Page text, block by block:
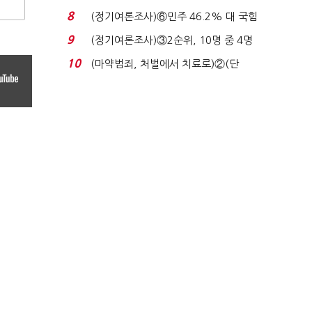
장 초반 상한가...
8
(정기여론조사)⑥민주 46.2% 대 국힘
31.0%…오차범위 밖 ...
9
(정기여론조사)③2순위, 10명 중 4명
'송영길'…정청래 '한 ...
10
(마약범죄, 처벌에서 치료로)②(단